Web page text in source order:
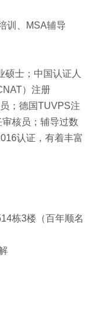
训、MSA辅导
硕士；中国认证人
）注册
；德国TUVPS注
核员；辅导过数
认证，有着丰富
栋3楼（百年顺名